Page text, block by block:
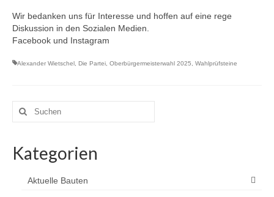
Wir bedanken uns für Interesse und hoffen auf eine rege
Diskussion in den Sozialen Medien.
Facebook und Instagram
Alexander Wietschel, Die Partei, Oberbürgermeisterwahl 2025, Wahlprüfsteine
Suchen
nach:
Kategorien
Aktuelle Bauten